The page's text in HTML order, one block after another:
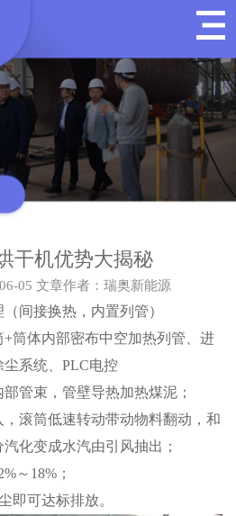
干机优势大揭秘
05 文章作者：瑞奥新能源
接换热，内置列管）
体内部密布中空加热列管、进
系统、PLC电控
束，管壁导热加热煤泥；
滚筒低速转动带动物料翻动，和
化变成水汽由引风抽出；
～18%；
可达标排放。